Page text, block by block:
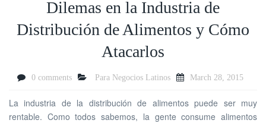
Dilemas en la Industria de
Distribución de Alimentos y Cómo
Atacarlos
0 comments Para Negocios Latinos March 28, 2015
La industria de la distribución de alimentos puede ser muy
rentable. Como todos sabemos, la gente consume alimentos